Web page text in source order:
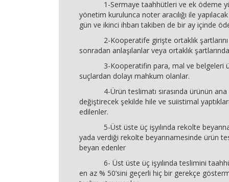
1-Sermaye taahhütleri ve ek ödeme
yönetim kurulunca noter aracılığı ile
gün ve ikinci ihbarı takiben de bir ay içinde
2-Kooperatife girişte ortaklık şartlarını
sonradan anlaşılanlar veya ortaklık
3-Kooperatifin para, mal ve belgeleri
suçlardan dolayı mahkum olanlar.
4-Ürün teslimatı sırasında ürünün ana
değiştirecek şekilde hile ve suiistimal
edilenler.
5-Üst üste üç işyılında rekolte
yada verdiği rekolte beyannamesinde ürün
beyan edenler
6- Üst üste üç işyılında teslimini
en az % 50’sini geçerli hiç bir gerekçe